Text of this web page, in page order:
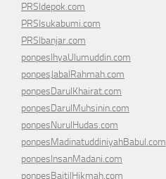
PRSIdepok.com
PRSIsukabumi.com
PRSIbanjar.com
ponpesIhyaUlumuddin.com
ponpesJabalRahmah.com
ponpesDarulKhairat.com
ponpesDarulMuhsinin.com
ponpesNurulHudas.com
ponpesMadinatuddiniyahBabul.com
ponpesInsanMadani.com
ponpesBaitilHikmah.com